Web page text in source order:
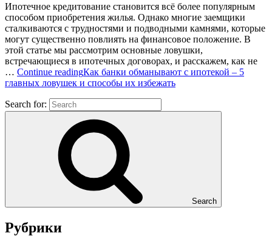
Ипотечное кредитование становится всё более популярным
способом приобретения жилья. Однако многие заемщики
сталкиваются с трудностями и подводными камнями, которые
могут существенно повлиять на финансовое положение. В
этой статье мы рассмотрим основные ловушки,
встречающиеся в ипотечных договорах, и расскажем, как не
… Continue readingКак банки обманывают с ипотекой – 5
главных ловушек и способы их избежать
Search for:
Search
Рубрики